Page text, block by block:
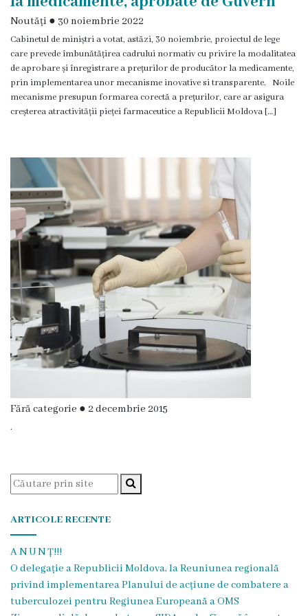
Noutăți ● 30 noiembrie 2022
Cabinetul de miniștri a votat, astăzi, 30 noiembrie, proiectul de lege
care prevede îmbunătățirea cadrului normativ cu privire la modalitatea
de aprobare și înregistrare a prețurilor de producător la medicamente,
prin implementarea unor mecanisme inovative si transparente. Noile
mecanisme presupun formarea corectă a prețurilor, care ar asigura
creșterea atractivității pieței farmaceutice a Republicii Moldova […]
Fără categorie ● 2 decembrie 2015
.
ARTICOLE RECENTE
A N U N Ț!!!
O delegație a Republicii Moldova, la Reuniunea regională
privind implementarea Planului de acțiune de combatere a
tuberculozei pentru Regiunea Europeană a OMS